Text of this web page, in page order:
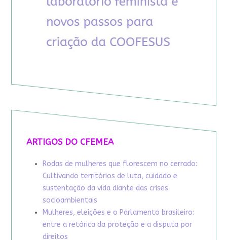
ARTIGOS DO CFEMEA
Rodas de mulheres que florescem no cerrado:
Cultivando territórios de luta, cuidado e
sustentação da vida diante das crises
socioambientais
Mulheres, eleições e o Parlamento brasileiro:
entre a retórica da proteção e a disputa por
direitos